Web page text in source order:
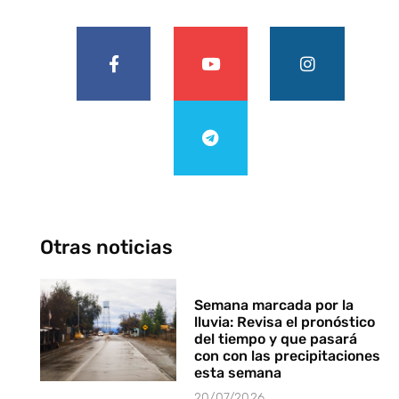
Otras noticias
Semana marcada por la
lluvia: Revisa el pronóstico
del tiempo y que pasará
con con las precipitaciones
esta semana